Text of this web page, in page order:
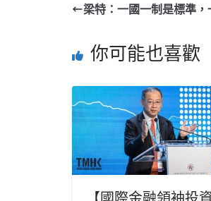
梁特：一國一制是標準
你可能也喜歡